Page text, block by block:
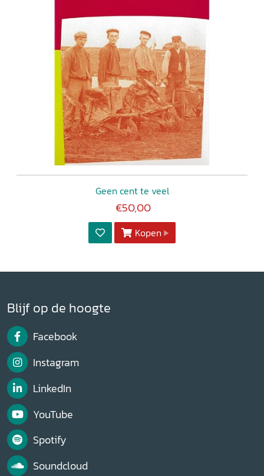
Geen cent te veel
€50,00
Kopen
Blijf op de hoogte
Facebook
Instagram
LinkedIn
YouTube
Spotify
Soundcloud